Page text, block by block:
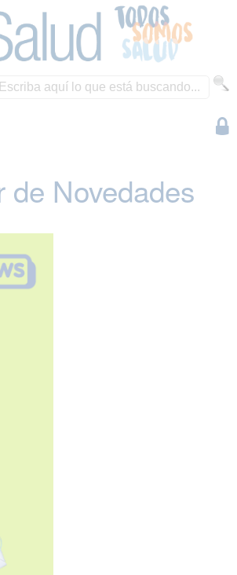
de Novedades